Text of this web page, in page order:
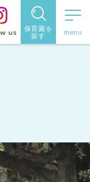
保育園を
探す
す